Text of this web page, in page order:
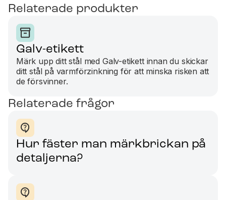
Relaterade produkter
Galv-etikett
Märk upp ditt stål med Galv-etikett innan du skickar
ditt stål på varmförzinkning för att minska risken att
de försvinner.
Relaterade frågor
Hur fäster man märkbrickan på
detaljerna?